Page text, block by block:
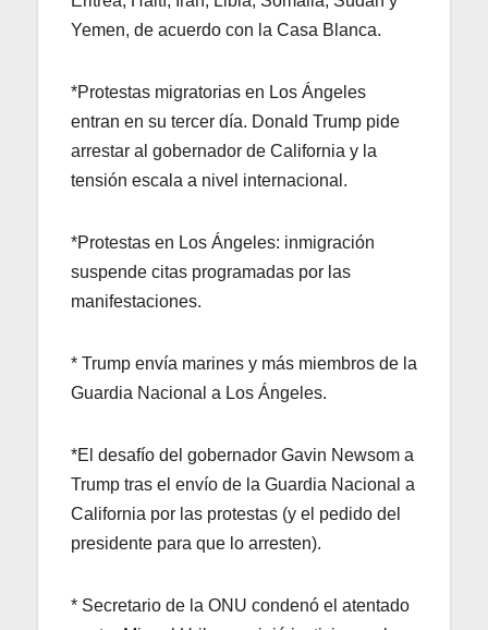
Yemen, de acuerdo con la Casa Blanca.
*Protestas migratorias en Los Ángeles
entran en su tercer día. Donald Trump pide
arrestar al gobernador de California y la
tensión escala a nivel internacional.
*Protestas en Los Ángeles: inmigración
suspende citas programadas por las
manifestaciones.
* Trump envía marines y más miembros de la
Guardia Nacional a Los Ángeles.
*El desafío del gobernador Gavin Newsom a
Trump tras el envío de la Guardia Nacional a
California por las protestas (y el pedido del
presidente para que lo arresten).
* Secretario de la ONU condenó el atentado